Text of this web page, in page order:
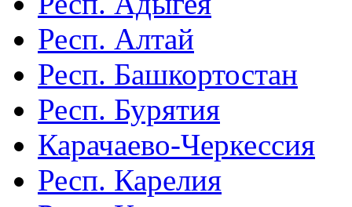
Респ. Алтай
Респ. Башкортостан
Респ. Бурятия
Карачаево-Черкессия
Респ. Карелия